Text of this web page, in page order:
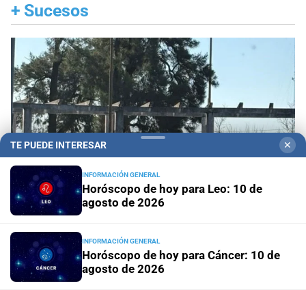
+ Sucesos
Santa Fe ciudad Un adolescente de 15 años fue
hallado sin vida en los piletones del Parque Garay
TE PUEDE INTERESAR ✕
INFORMACIÓN GENERAL
Horóscopo de hoy para Leo: 10 de
agosto de 2026
INFORMACIÓN GENERAL
Horóscopo de hoy para Cáncer: 10 de
agosto de 2026